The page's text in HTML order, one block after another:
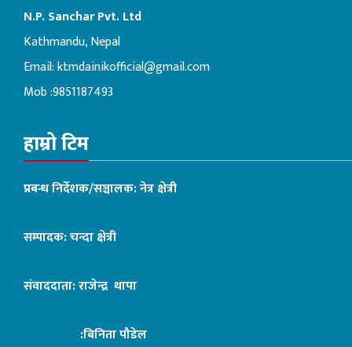
N.P. Sanchar Pvt. Ltd
Kathmandu, Nepal
Email:ktmdainikofficial@gmail.com
Mob :9851187493
हाम्रो टिम
प्रबन्ध निर्देशक/सञ्चालक: नेत्र क्षेत्री
सम्पादक: चन्दा क्षेत्री
संवाददाता: राजेन्द्र थापा
:बिनिता पौडेल